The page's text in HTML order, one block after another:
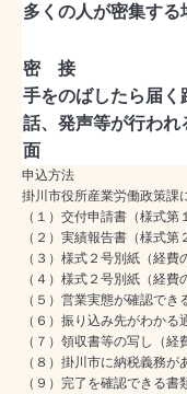
多くの人が密集する
密 接
手をのばしたら届く
話、発声等が行われ
面
申込方法
掛川市役所産業労働政策課
（１）交付申請書（様式第
（２）実績報告書（様式第
（３）様式２号別紙（経費
（４）様式２号別紙（経費
（５）営業実態が確認でき
（６）振り込み先がわかる
（７）領収書等の写し（経
（８）掛川市に納税義務
（９）完了を確認できる